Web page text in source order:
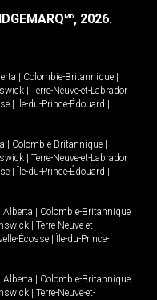
MD, 2026.
Colombie-Britannique
Terre-Neuve-et-Labrador
Île-du-Prince-Édouard
Colombie-Britannique
Terre-Neuve-et-Labrador
Île-du-Prince-Édouard
Alberta
Colombie-Britannique
Terre-Neuve-et-
Écosse
Île-du-Prince-
Alberta
Colombie-Britannique
Terre-Neuve-et-